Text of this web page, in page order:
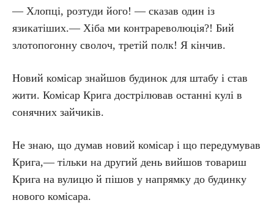
— Хлопці, розтуди його! — сказав один із
язикатіших.— Хіба ми контрареволюція?! Бий
злотопогонну сволоч, третій полк! Я кінчив.
Новий комісар знайшов будинок для штабу і став
жити. Комісар Крига дострілював останні кулі в
сонячних зайчиків.
Не знаю, що думав новий комісар і що передумував
Крига,— тільки на другий день вийшов товариш
Крига на вулицю й пішов у напрямку до будинку
нового комісара.